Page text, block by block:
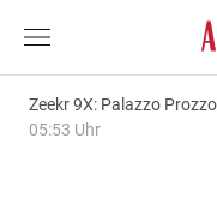
Zeekr 9X: Palazzo Prozzo
05:53 Uhr